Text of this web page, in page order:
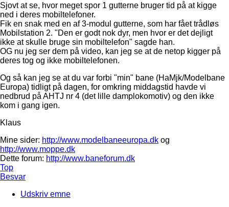
Sjovt at se, hvor meget spor 1 gutterne bruger tid på at kigge
ned i deres mobiltelefoner.
Fik en snak med en af 3-modul gutterne, som har fået trådløs
Mobilstation 2. "Den er godt nok dyr, men hvor er det dejligt
ikke at skulle bruge sin mobiltelefon" sagde han.
OG nu jeg ser dem på video, kan jeg se at de netop kigger på
deres tog og ikke mobiltelefonen.
Og så kan jeg se at du var forbi "min" bane (HaMjk/Modelbane
Europa) tidligt på dagen, for omkring middagstid havde vi
nedbrud på AHTJ nr 4 (det lille damplokomotiv) og den ikke
kom i gang igen.
Klaus
Mine sider: http://www.modelbaneeuropa.dk og
http://www.moppe.dk
Dette forum: http://www.baneforum.dk
Top
Besvar
Udskriv emne